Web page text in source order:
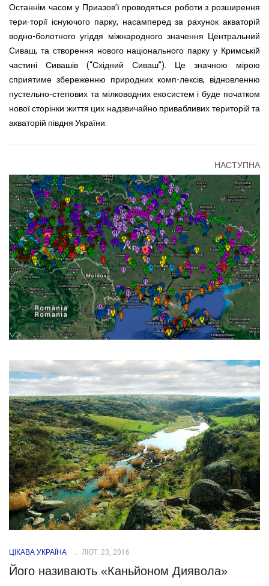
Останнім часом у Приазов’ї проводяться роботи з розширення
тери-торії існуючого парку, насамперед за рахунок акваторій
водно-болотного угіддя міжнародного значення Центральний
Сиваш, та створення нового національного парку у Кримській
частині Сивашів (“Східний Сиваш”). Це значною мірою
сприятиме збереженню природних комп-лексів, відновленню
пустельно-степових та мілководних екосистем і буде початком
нової сторінки життя цих надзвичайно привабливих територій та
акваторій півдня України.
НАСТУПНА
ЦІКАВА УКРАЇНА ЛЮТ. 23, 2016
Його називають «Каньйоном Диявола»